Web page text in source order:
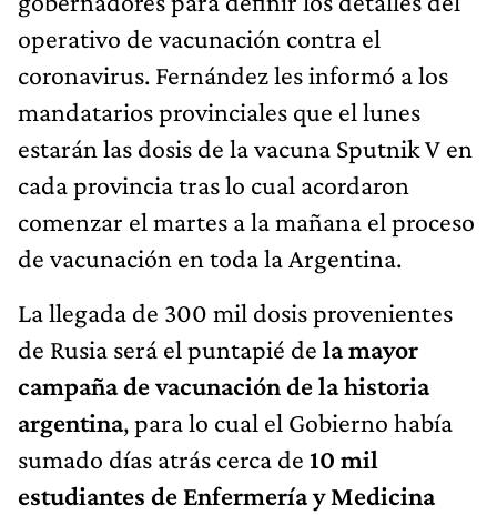
operativo de vacunación contra el
coronavirus. Fernández les informó a los
mandatarios provinciales que el lunes
estarán las dosis de la vacuna Sputnik V en
cada provincia tras lo cual acordaron
comenzar el martes a la mañana el proceso
de vacunación en toda la Argentina.
La llegada de 300 mil dosis provenientes
de Rusia será el puntapié de la mayor
campaña de vacunación de la historia
argentina, para lo cual el Gobierno había
sumado días atrás cerca de 10 mil
estudiantes de Enfermería y Medicina